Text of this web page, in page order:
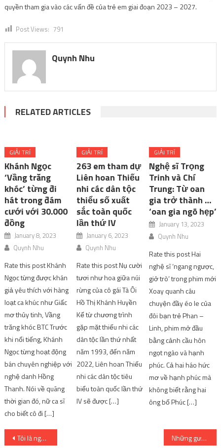
quyền tham gia vào các vấn đề của trẻ em giai đoạn 2023 – 2027.
Post Views: 791
Quynh Nhu
RELATED ARTICLES
GIẢI TRÍ
Khánh Ngọc
‘Vầng trăng
khóc’ từng đi
hát trong đám
cưới với 30.000
đồng
January 8, 2023
Quynh Nhu
Rate this post Khánh
Ngọc từng được khán
giả yêu thích với hàng
loạt ca khúc như Giấc
mơ thủy tinh, Vầng
trăng khóc BTC Trước
khi nổi tiếng, Khánh
Ngọc từng hoạt động
bán chuyên nghiệp với
nghệ danh Hồng
Thanh. Nói về quãng
thời gian đó, nữ ca sĩ
cho biết cô đi […]
GIẢI TRÍ
263 em tham dự
Liên hoan Thiếu
nhi các dân tộc
thiểu số xuất
sắc toàn quốc
lần thứ IV
January 6, 2023
Quynh Nhu
Rate this post Nụ cười
tươi như hoa giữa núi
rừng của cô gái Tà Ôi
Hồ Thị Khánh Huyền
Kể từ chương trình
gặp mặt thiếu nhi các
dân tộc lần thứ nhất
năm 1993, đến năm
2022, Liên hoan Thiếu
nhi các dân tộc tiêu
biểu toàn quốc lần thứ
IV sẽ được […]
GIẢI TRÍ
Nghệ sĩ Trọng
Trinh và Chí
Trung: Từ oan
gia trở thành …
‘oan gia ngõ hẹp’
January 13, 2023
Quynh Nhu
Rate this post Hai
nghệ sĩ ‘ngang ngược,
giở trò’ trong phim mới
Xoay quanh câu
chuyện đầy éo le của
đôi bạn trẻ Phan –
Linh, phim mở đầu
bằng cảnh cầu hôn
ngọt ngào và hạnh
phúc. Cả hai háo hức
mơ về hạnh phúc mà
không biết rằng hai
ông bố Phúc […]
Post
Tôi là người dạy Hồ Ngọc Hà chơi kim cương Những gương mặt danh giá của Quả bóng vàng 2019